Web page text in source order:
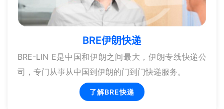
BRE伊朗快递
BRE-LIN E是中国和伊朗之间最大，伊朗专线快递公
司，专门从事从中国到伊朗的门到门快递服务。
了解BRE快递